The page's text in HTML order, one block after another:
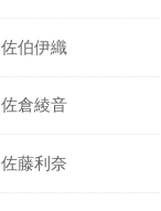
佐伯伊織
佐倉綾音
佐藤利奈